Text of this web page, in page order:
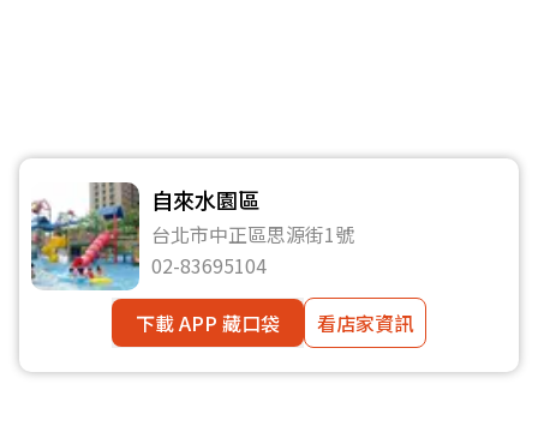
自來水園區
台北市中正區思源街1號
02-83695104
下載 APP 藏口袋
看店家資訊